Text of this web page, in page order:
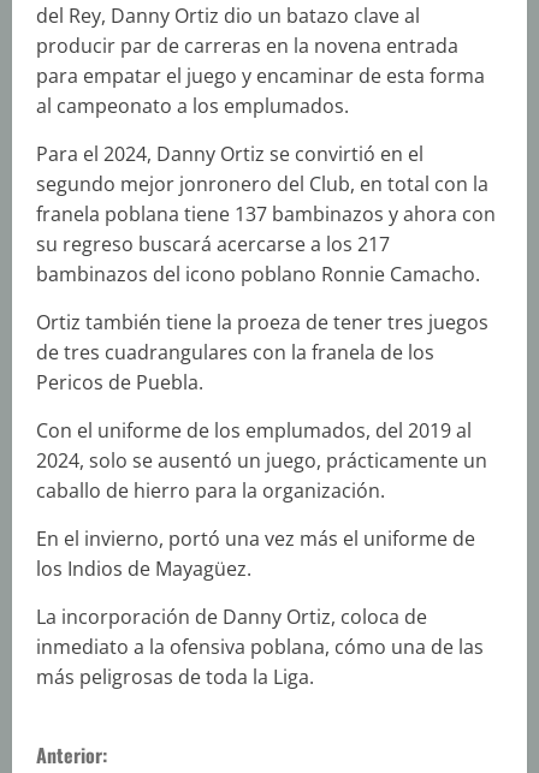
del Rey, Danny Ortiz dio un batazo clave al
producir par de carreras en la novena entrada
para empatar el juego y encaminar de esta forma
al campeonato a los emplumados.
Para el 2024, Danny Ortiz se convirtió en el
segundo mejor jonronero del Club, en total con la
franela poblana tiene 137 bambinazos y ahora con
su regreso buscará acercarse a los 217
bambinazos del icono poblano Ronnie Camacho.
Ortiz también tiene la proeza de tener tres juegos
de tres cuadrangulares con la franela de los
Pericos de Puebla.
Con el uniforme de los emplumados, del 2019 al
2024, solo se ausentó un juego, prácticamente un
caballo de hierro para la organización.
En el invierno, portó una vez más el uniforme de
los Indios de Mayagüez.
La incorporación de Danny Ortiz, coloca de
inmediato a la ofensiva poblana, cómo una de las
más peligrosas de toda la Liga.
S
Anterior: